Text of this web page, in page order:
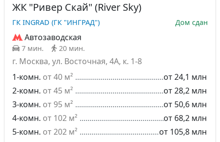
ЖК "Ривер Скай" (River Sky)
ГК INGRAD (ГК "ИНГРАД") Дом сдан
Автозаводская
7 мин. 20 мин.
г. Москва, ул. Восточная, 4А, к. 1-8
1-комн. от 40 м²
от 24,1 млн
2-комн. от 45 м²
от 28,2 млн
3-комн. от 95 м²
от 50,6 млн
4-комн. от 102 м²
от 68,2 млн
5-комн. от 202 м² от 105,8 млн